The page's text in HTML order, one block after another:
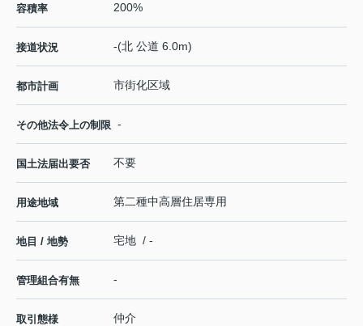
容積率 200%
接道状況 -(北 公道 6.0m)
都市計画 市街化区域
その他法令上の制限 -
国土法届出要否 不要
用途地域 第二種中高層住居専用
地目 / 地勢 宅地 / -
管理組合有無 -
取引態様 仲介